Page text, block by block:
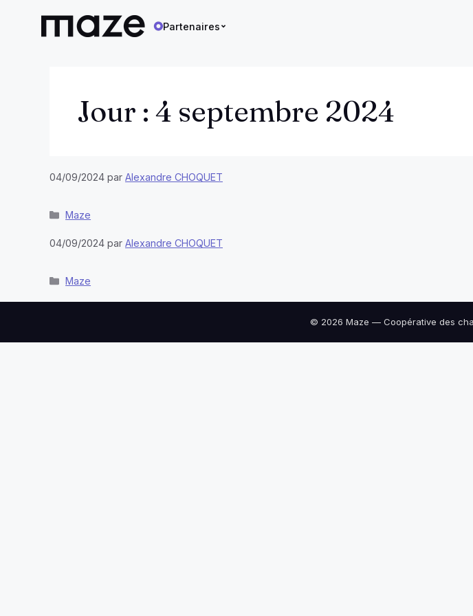
Partenaires
Jour : 4 septembre 2024
04/09/2024 par Alexandre CHOQUET
Catégories
Maze
04/09/2024 par Alexandre CHOQUET
Catégories
Maze
© 2026 Maze — Coopérative des